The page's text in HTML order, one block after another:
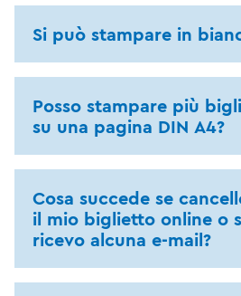
Si può stampare in
Posso stampare più
su una pagina DIN A4?
Cosa succede se
il mio biglietto online o
ricevo alcuna e-mail?